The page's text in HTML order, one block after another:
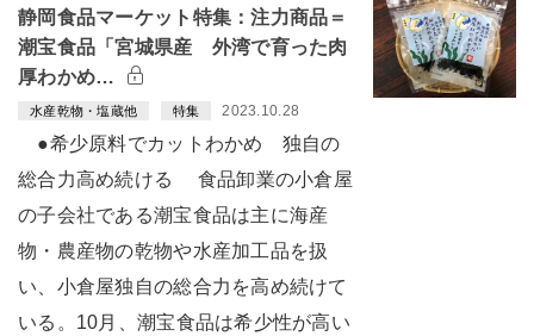
静岡食品マーケット特集：注力商品＝
潮宝食品「宮城県産 外湾で育った肉
厚わかめ…
水産乾物・塩蔵他 特集 2023.10.28
●希少原料でカットわかめ 独自の
総合力高め続ける 食品卸業の小倉屋
の子会社である潮宝食品は主に海産
物・農産物の乾物や水産加工品を扱
い、小倉屋独自の総合力を高め続けて
いる。10月、潮宝食品は希少性が高い